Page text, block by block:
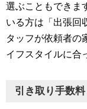
選ぶこともできま
いる方は「出張回
タッフが依頼者の
イフスタイルに合
引き取り手数料